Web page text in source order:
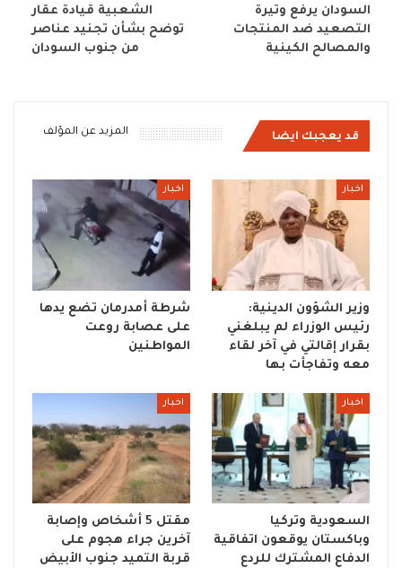
السودان يرفع وتيرة
التصعيد ضد المنتجات
والمصالح الكينية
الشعبية قيادة عقار
توضح بشأن تجنيد عناصر
من جنوب السودان
قد يعجبك ايضا المزيد عن المؤلف
اخبار
وزير الشؤون الدينية:
رئيس الوزراء لم يبلغني
بقرار إقالتي في آخر لقاء
معه وتفاجأت بها
اخبار
شرطة أمدرمان تضع يدها
على عصابة روعت
المواطنين
اخبار
السعودية وتركيا
وباكستان يوقعون اتفاقية
الدفاع المشترك للردع
اخبار
مقتل 5 أشخاص وإصابة
آخرين جراء هجوم على
قربة التميد جنوب الأبيض